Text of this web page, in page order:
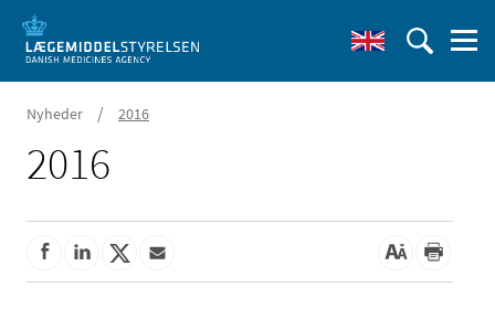
Nyheder / 2016
2016